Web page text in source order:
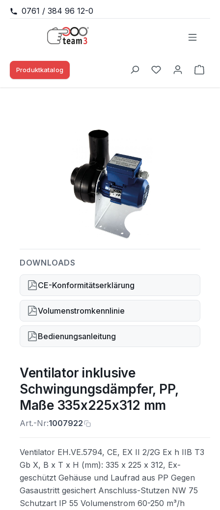
Zum Hauptinhalt springen
0761 / 384 96 12-0
Produktkatalog
Du hast 0
Bildergalerie überspringen
DOWNLOADS
CE-Konformitätserklärung
Volumenstromkennlinie
Bedienungsanleitung
Ventilator inklusive
Schwingungsdämpfer, PP,
Maße 335x225x312 mm
Art.-Nr:1007922
Ventilator EH.VE.5794, CE, EX II 2/2G Ex h IIB T3
Gb X, B x T x H (mm): 335 x 225 x 312, Ex-
geschützt Gehäuse und Laufrad aus PP Gegen
Gasaustritt gesichert Anschluss-Stutzen NW 75
Schutzart IP 55 Volumenstrom 60-250 m³/h